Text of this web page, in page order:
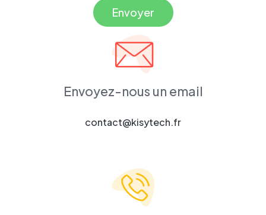
Envoyer
Envoyez-nous un email
contact@kisytech.fr